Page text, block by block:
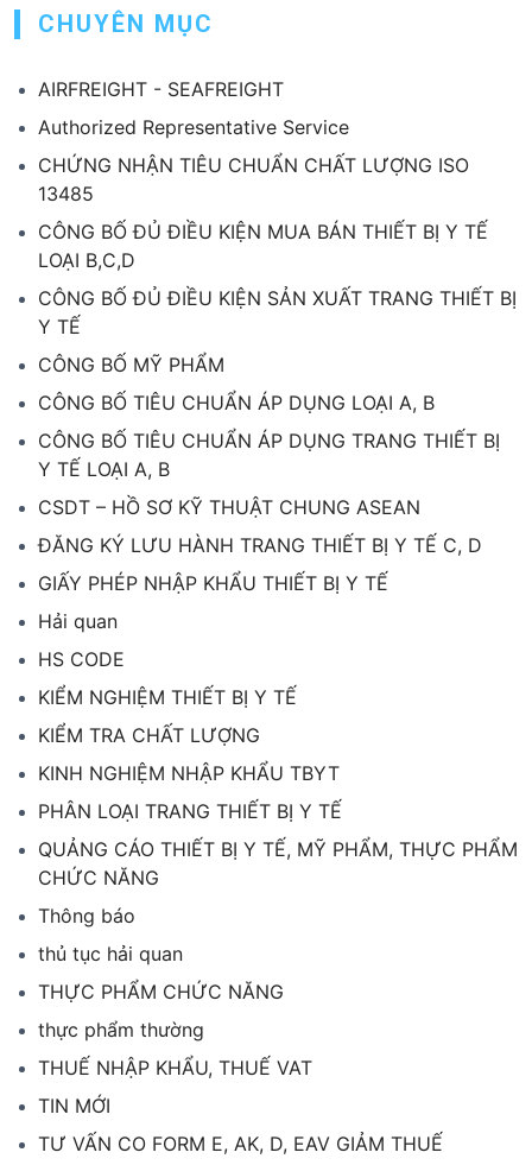
CHUYÊN MỤC
AIRFREIGHT - SEAFREIGHT
Authorized Representative Service
CHỨNG NHẬN TIÊU CHUẨN CHẤT LƯỢNG ISO
13485
CÔNG BỐ ĐỦ ĐIỀU KIỆN MUA BÁN THIẾT BỊ Y TẾ
LOẠI B,C,D
CÔNG BỐ ĐỦ ĐIỀU KIỆN SẢN XUẤT TRANG THIẾT BỊ
Y TẾ
CÔNG BỐ MỸ PHẨM
CÔNG BỐ TIÊU CHUẨN ÁP DỤNG LOẠI A, B
CÔNG BỐ TIÊU CHUẨN ÁP DỤNG TRANG THIẾT BỊ
Y TẾ LOẠI A, B
CSDT – HỒ SƠ KỸ THUẬT CHUNG ASEAN
ĐĂNG KÝ LƯU HÀNH TRANG THIẾT BỊ Y TẾ C, D
GIẤY PHÉP NHẬP KHẨU THIẾT BỊ Y TẾ
Hải quan
HS CODE
KIỂM NGHIỆM THIẾT BỊ Y TẾ
KIỂM TRA CHẤT LƯỢNG
KINH NGHIỆM NHẬP KHẨU TBYT
PHÂN LOẠI TRANG THIẾT BỊ Y TẾ
QUẢNG CÁO THIẾT BỊ Y TẾ, MỸ PHẨM, THỰC PHẨM
CHỨC NĂNG
Thông báo
thủ tục hải quan
THỰC PHẨM CHỨC NĂNG
thực phẩm thường
THUẾ NHẬP KHẨU, THUẾ VAT
TIN MỚI
TƯ VẤN CO FORM E, AK, D, EAV GIẢM THUẾ